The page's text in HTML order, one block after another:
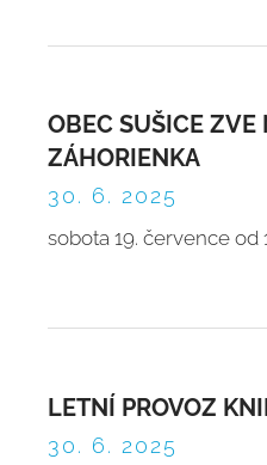
OBEC SUŠICE ZVE
ZÁHORIENKA
30. 6. 2025
sobota 19. července od
LETNÍ PROVOZ
30. 6. 2025